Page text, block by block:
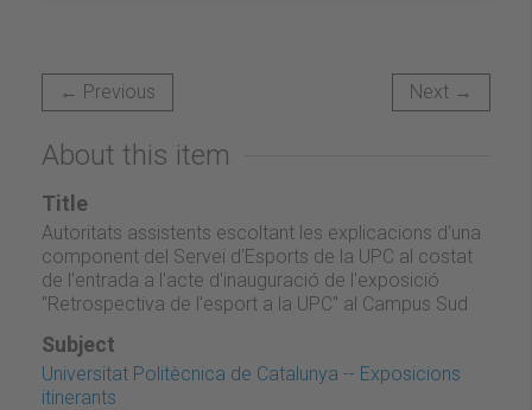
← Previous Next →
About this item
Title
Autoritats assistents escoltant les explicacions d'una
component del Servei d'Esports de la UPC al costat
de l'entrada a l'acte d'inauguració de l'exposició
"Retrospectiva de l'esport a la UPC" al Campus Sud
Subject
Universitat Politècnica de Catalunya -- Exposicions
itinerants